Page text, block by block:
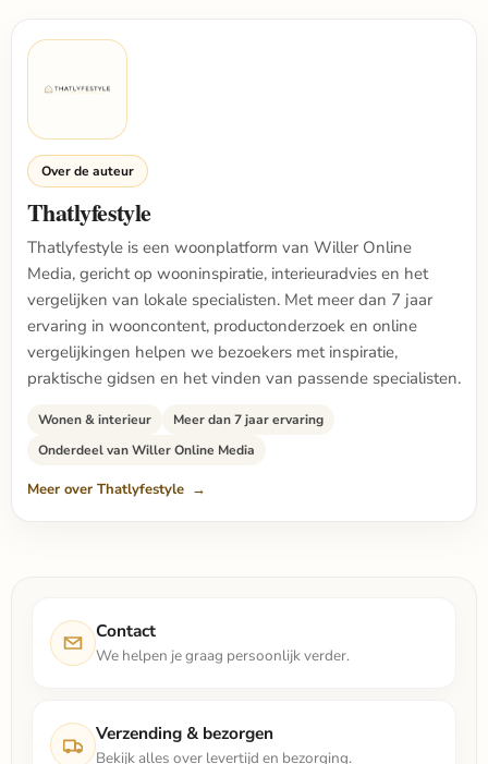
Over de auteur
Thatlyfestyle
Thatlyfestyle is een woonplatform van Willer Online
Media, gericht op wooninspiratie, interieuradvies en het
vergelijken van lokale specialisten. Met meer dan 7 jaar
ervaring in wooncontent, productonderzoek en online
vergelijkingen helpen we bezoekers met inspiratie,
praktische gidsen en het vinden van passende specialisten.
Wonen & interieur
Meer dan 7 jaar ervaring
Onderdeel van Willer Online Media
Meer over Thatlyfestyle
Contact
We helpen je graag persoonlijk verder.
Verzending & bezorgen
Bekijk alles over levertijd en bezorging.